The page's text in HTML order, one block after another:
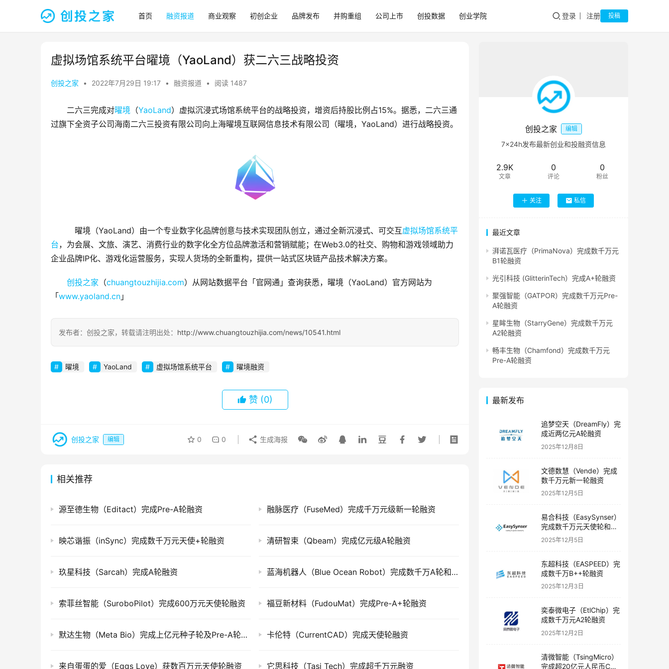
首页 融资报道 商业观察 初创企业 品牌发布 并购重组 公司上市 创投数据 创业学院 登录 注册 投稿
虚拟场馆系统平台曜境（YaoLand）获二六三战略投资
创投之家 • 2022年7月29日 19:17 • 融资报道 • 阅读 1487
二六三完成对曜境 （YaoLand）虚拟沉浸式场馆系统平台的战略投资，增资后持股比例占15%。据悉，二六三通
过旗下全资子公司海南二六三投资有限公司向上海曜境互联网信息技术有限公司（曜境，YaoLand）进行战略投资。
曜境（YaoLand）由一个专业数字化品牌创意与技术实现团队创立，通过全新沉浸式、可交互虚拟场馆系统平
台，为会展、文旅、演艺、消费行业的数字化全方位品牌激活和营销赋能；在Web3.0的社交、购物和游戏领域助力
企业品牌IP化、游戏化运营服务，实现人货场的全新重构，提供一站式区块链产品技术解决方案。
创投之家 （chuangtouzhijia.com）从网站数据平台「官网通」查询获悉，曜境（YaoLand）官方网站为
「www.yaoland.cn 」
发布者：创投之家，转载请注明出处： http://www.chuangtouzhijia.com/news/10541.html
曜境 YaoLand 虚拟场馆系统平台 曜境融资
赞 (0)
创投之家 编辑 0 0 生成海报
相关推荐
源至德生物（Editact）完成Pre-A轮融资 融脉医疗（FuseMed）完成千万元级新一轮融资
映芯谐振（inSync）完成数千万元天使+轮融资 清研智束（Qbeam）完成亿元级A轮融资
玖星科技（Sarcah）完成A轮融资 蓝海机器人（Blue Ocean Robot）完成数千万A轮和A+轮融资
索菲丝智能（SuroboPilot）完成600万元天使轮融资 福豆新材料（FudouMat）完成Pre-A+轮融资
默达生物（Meta Bio）完成上亿元种子轮及Pre-A轮融资 卡伦特（CurrentCAD）完成天使轮融资
来自蛋蛋的爱（Eggs Love）获数百万元天使轮融资 它思科技（Tasi Tech）完成超千万元融资
创投之家 编辑
7×24h发布最新创业和投融资信息
2.9K
文章
0
评论
0
粉丝
关注 私信
最近文章
湃诺瓦医疗（PrimaNova）完成数千万元
B1轮融资
光引科技 (GlitterinTech）完成A+轮融资
聚强智能（GATPOR）完成数千万元Pre-
A轮融资
星眸生物（StarryGene）完成数千万元
A2轮融资
畅丰生物（Chamfond）完成数千万元
Pre-A轮融资
最新发布
追梦空天（DreamFly）完
成近两亿元A轮融资
2025年12月8日
文德数慧（Vende）完成
数千万元新一轮融资
2025年12月5日
易合科技（EasySynser）
完成数千万元天使轮和天
使+轮融资
2025年12月5日
东超科技（EASPEED）完
成数千万B++轮融资
2025年12月3日
奕泰微电子（EtlChip）完
成数千万元A2轮融资
2025年12月2日
清微智能（TsingMicro）
完成超20亿元人民币C轮